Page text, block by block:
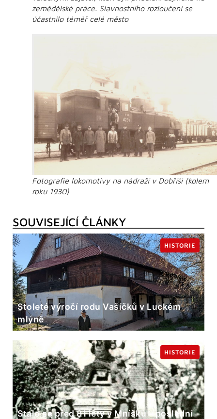
zemědělské práce. Slavnostního rozloučení se
účastnilo téměř celé město
Fotografie lokomotivy na nádraží v Dobříši (kolem
roku 1930)
SOUVISEJÍCÍ ČLÁNKY
Stoleté výročí rodu Vašíčků v Luckém
mlýně
HISTORIE
Stalo se před 81 lety v Mníšku – poslední
HISTORIE